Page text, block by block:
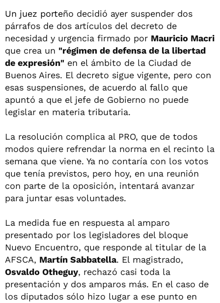
Un juez porteño decidió ayer suspender dos
párrafos de dos artículos del decreto de
necesidad y urgencia firmado por Mauricio Macri
que crea un "régimen de defensa de la libertad
de expresión" en el ámbito de la Ciudad de
Buenos Aires. El decreto sigue vigente, pero con
esas suspensiones, de acuerdo al fallo que
apuntó a que el jefe de Gobierno no puede
legislar en materia tributaria.
La resolución complica al PRO, que de todos
modos quiere refrendar la norma en el recinto la
semana que viene. Ya no contaría con los votos
que tenía previstos, pero hoy, en una reunión
con parte de la oposición, intentará avanzar
para juntar esas voluntades.
La medida fue en respuesta al amparo
presentado por los legisladores del bloque
Nuevo Encuentro, que responde al titular de la
AFSCA, Martín Sabbatella. El magistrado,
Osvaldo Otheguy, rechazó casi toda la
presentación y dos amparos más. En el caso de
los diputados sólo hizo lugar a ese punto en